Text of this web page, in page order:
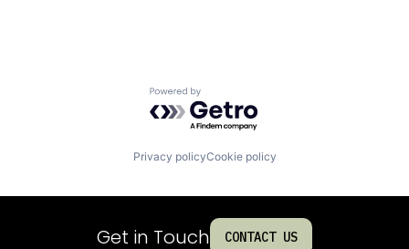
Powered by Getro.com
Privacy policyCookie policy
Get in Touch CONTACT US